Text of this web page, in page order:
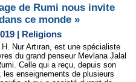
de Rumi nous invite
ce monde »
| Religions
Nur Artıran, est une spécialiste
du grand penseur Mevlana Jalal
Celle qui a reçu, depuis son
les enseignements de plusieurs